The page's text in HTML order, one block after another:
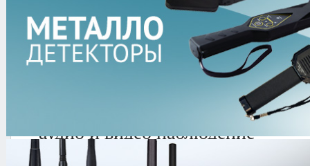
рентгенотелевизионное
арочные металлодетекторы
ручные металлодетекторы
профессиональные
аудио и видео наблюдение
контроль доступа